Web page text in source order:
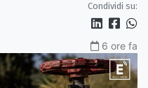
Condividi su:
6 ore fa